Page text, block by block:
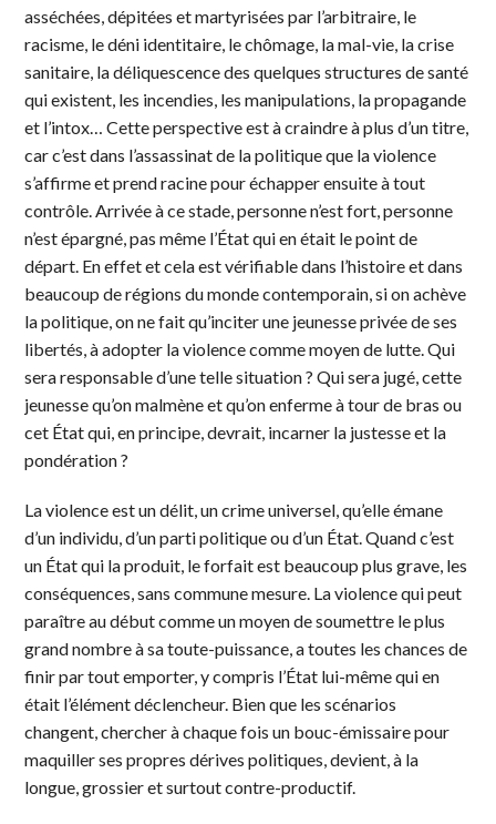
asséchées, dépitées et martyrisées par l’arbitraire, le
racisme, le déni identitaire, le chômage, la mal-vie, la crise
sanitaire, la déliquescence des quelques structures de santé
qui existent, les incendies, les manipulations, la propagande
et l’intox… Cette perspective est à craindre à plus d’un titre,
car c’est dans l’assassinat de la politique que la violence
s’affirme et prend racine pour échapper ensuite à tout
contrôle. Arrivée à ce stade, personne n’est fort, personne
n’est épargné, pas même l’État qui en était le point de
départ. En effet et cela est vérifiable dans l’histoire et dans
beaucoup de régions du monde contemporain, si on achève
la politique, on ne fait qu’inciter une jeunesse privée de ses
libertés, à adopter la violence comme moyen de lutte. Qui
sera responsable d’une telle situation ? Qui sera jugé, cette
jeunesse qu’on malmène et qu’on enferme à tour de bras ou
cet État qui, en principe, devrait, incarner la justesse et la
pondération ?
La violence est un délit, un crime universel, qu’elle émane
d’un individu, d’un parti politique ou d’un État. Quand c’est
un État qui la produit, le forfait est beaucoup plus grave, les
conséquences, sans commune mesure. La violence qui peut
paraître au début comme un moyen de soumettre le plus
grand nombre à sa toute-puissance, a toutes les chances de
finir par tout emporter, y compris l’État lui-même qui en
était l’élément déclencheur. Bien que les scénarios
changent, chercher à chaque fois un bouc-émissaire pour
maquiller ses propres dérives politiques, devient, à la
longue, grossier et surtout contre-productif.